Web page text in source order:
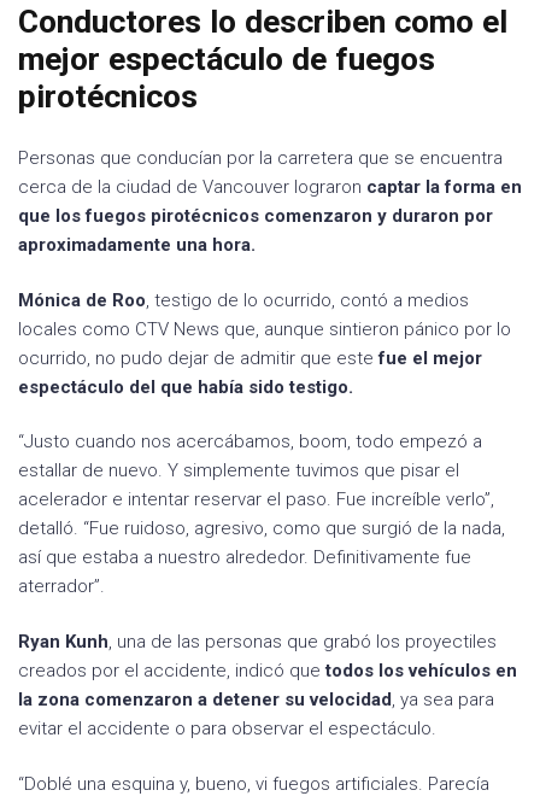
Conductores lo describen como el
mejor espectáculo de fuegos
pirotécnicos
Personas que conducían por la carretera que se encuentra
cerca de la ciudad de Vancouver lograron captar la forma en
que los fuegos pirotécnicos comenzaron y duraron por
aproximadamente una hora.
Mónica de Roo, testigo de lo ocurrido, contó a medios
locales como CTV News que, aunque sintieron pánico por lo
ocurrido, no pudo dejar de admitir que estefue el mejor
espectáculo del que había sido testigo.
“Justo cuando nos acercábamos, boom, todo empezó a
estallar de nuevo. Y simplemente tuvimos que pisar el
acelerador e intentar reservar el paso. Fue increíble verlo”,
detalló. “Fue ruidoso, agresivo, como que surgió de la nada,
así que estaba a nuestro alrededor. Definitivamente fue
aterrador”.
Ryan Kunh, una de las personas que grabó los proyectiles
creados por el accidente, indicó quetodos los vehículos en
la zona comenzaron a detener su velocidad, ya sea para
evitar el accidente o para observar el espectáculo.
“Doblé una esquina y, bueno, vi fuegos artificiales. Parecía